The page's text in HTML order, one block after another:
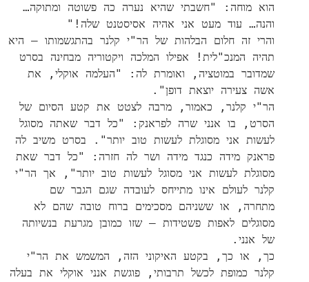
הוא מוחה: "חשבתי שהיא נערה כה פשוטה ומתוקה…
והנה… עוד מעט אני אהיה אסיסטנט שלה!"
והרי זה חלום הבלהות של הר"י קלנר בהתגשמותו – היא
תהיה המנכ"לית! אפילו המלכה ויקטוריה מבחינה בסרט
שמדובר במוטציה, ואומרת לה: "העלמה אוקלי, את
אשה צעירה יוצאת דופן".
הר"י קלנר, כאמור, מרבה לצטט את קטע הסיום של
הסרט, בו אנני שרה לפראנק: "כל דבר שאתה מסוגל
לעשות אני מסוגלת לעשות טוב יותר". בסרט משיב לה
פראנק מידה כנגד מידה ושר לה חזרה: "כל דבר שאת
מסוגלת לעשות אני מסוגל לעשות טוב יותר", אך הר"י
קלנר לעולם אינו מתייחס לעובדה שגם הגבר שם
מתחרה, או ששניהם מסכימים ברוח טובה שהם לא
מסוגלים לאפות פשטידות – שזו כמובן מגרעת בנשיותה
של אנני.
כך, או כך, בקטע האיקוני הזה, המשמש את הר"י
קלנר כמופת לכשל תרבותי, פוגשת אנני אוקלי את בעלה